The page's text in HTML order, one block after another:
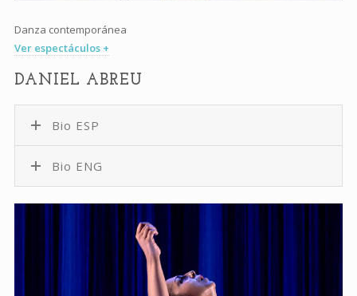
Danza contemporánea
Ver espectáculos +
DANIEL ABREU
Bio ESP
Bio ENG